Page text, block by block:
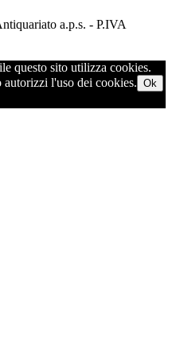
a.p.s. - P.IVA
questo sito utilizza cookies.
l'uso dei cookies. Ok